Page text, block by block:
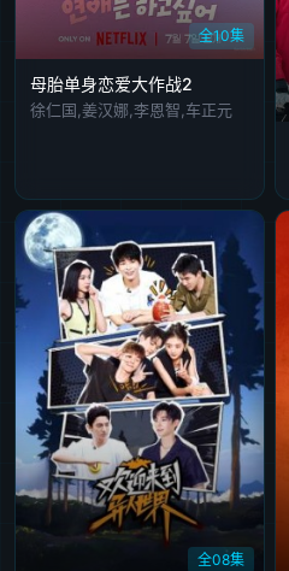
全10集
母胎单身恋爱大作战2
徐仁国,姜汉娜,李恩智,车正元
全08集